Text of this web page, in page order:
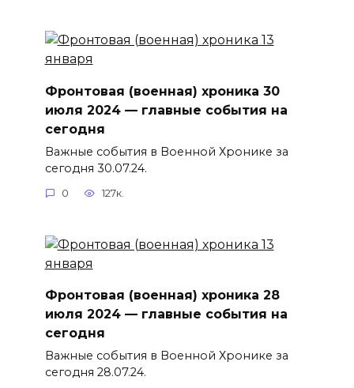
Фронтовая (военная) хроника 30
июля 2024 — главные события на
сегодня
Важные события в Военной Хронике за
сегодня 30.07.24.
0 127к.
Фронтовая (военная) хроника 28
июля 2024 — главные события на
сегодня
Важные события в Военной Хронике за
сегодня 28.07.24.